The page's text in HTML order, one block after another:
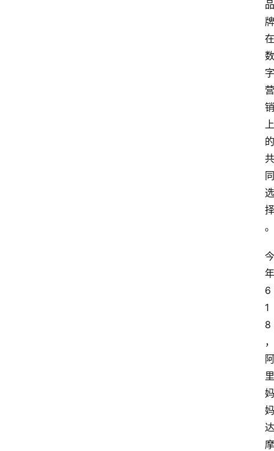
品
牌
在
数
字
营
销
上
的
共
同
选
择
。
今
年
6
1
8
，
阿
里
妈
妈
达
摩